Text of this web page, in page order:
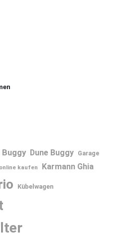
Buggy Dune Buggy
Garage
kaufen
Karmann Ghia
Kübelwagen